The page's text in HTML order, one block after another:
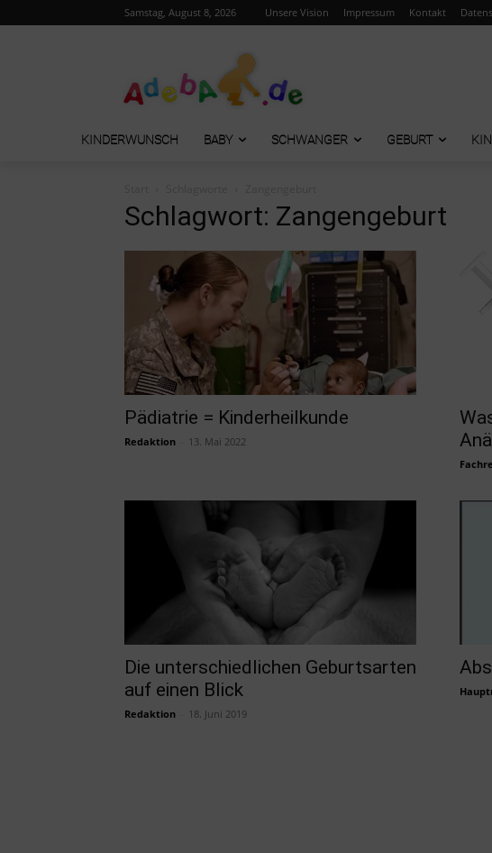
Samstag, August 8, 2026 Unsere Vision Impressum Kontakt
KINDERWUNSCH BABY SCHWANGER GEBURT
Schlagwort: Zangengeburt
Pädiatrie = Kinderheilkunde
Redaktion 13. Mai 2022
Die unterschiedlichen Geburtsarten
auf einen Blick
Redaktion 18. Juni 2019